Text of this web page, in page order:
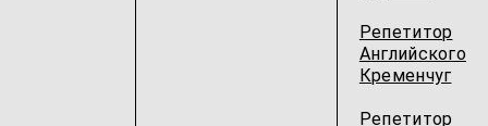
Репетитор
Английского
Кременчуг
Репетитор